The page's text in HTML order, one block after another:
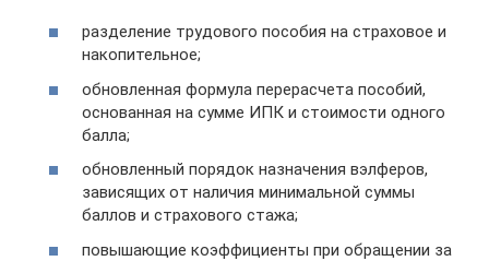
разделение трудового пособия на страховое и
накопительное;
обновленная формула перерасчета пособий,
основанная на сумме ИПК и стоимости одного
балла;
обновленный порядок назначения вэлферов,
зависящих от наличия минимальной суммы
баллов и страхового стажа;
повышающие коэффициенты при обращении за